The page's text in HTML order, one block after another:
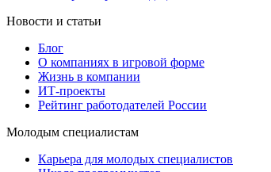
Новости и статьи
Блог
О компаниях в игровой форме
Жизнь в компании
ИТ-проекты
Рейтинг работодателей России
Молодым специалистам
Карьера для молодых специалистов